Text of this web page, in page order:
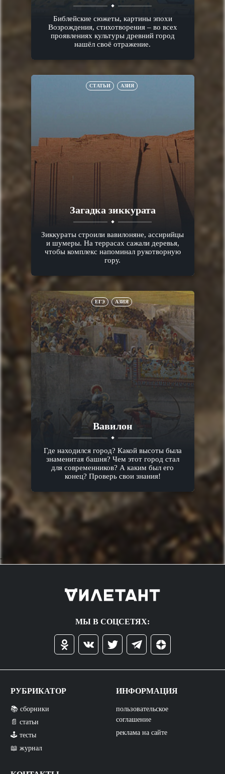
Библейские сюжеты, картины эпохи
Возрождения, стихотворения – во всех
проявлениях культуры древний город
нашёл своё отражение.
СТАТЬИ АЗИЯ
Загадка зиккурата
Зиккураты строили вавилоняне, ассирийцы
и шумеры. На террасах сажали деревья,
чтобы комплекс напоминал рукотворную
гору.
ЕГЭ АЗИЯ
Вавилон
Где находился город? Какой высоты была
знаменитая башня? Чем этот город стал
для современников? А каким был его
конец? Проверь свои знания!
->
МЫ В СОЦСЕТЯХ:
РУБРИКАТОР
📚 сборники
📄 статьи
🕹️ тесты
📖 журнал
ИНФОРМАЦИЯ
пользовательское
соглашение
реклама на сайте